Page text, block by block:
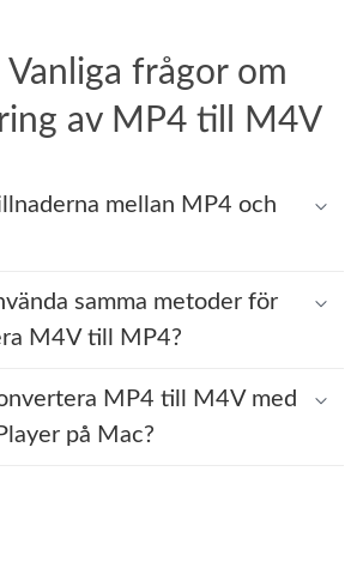
Vanliga frågor om
av MP4 till M4V
mellan MP4 och
samma metoder för
M4V till MP4?
MP4 till M4V med
på Mac?